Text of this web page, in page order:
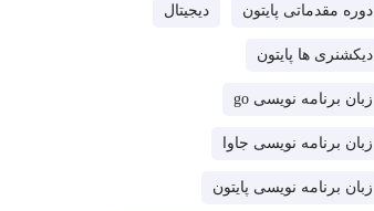
دوره مقدماتی پایتون دیجیتال
دیکشنری ها پایتون
زبان برنامه نویسی go
زبان برنامه نویسی جاوا
زبان برنامه نویسی پایتون